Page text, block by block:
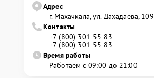
Адрес
г. Махачкала, ул. Дахадаева, 109
Контакты
+7 (800) 301-55-83
+7 (800) 301-55-83
Время работы
Работаем с 09:00 до 21:00